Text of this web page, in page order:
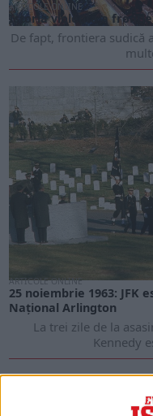
ARTICOLE ONLINE
Istoria violentă a
De fapt, frontiera sudică
ARTICOLE ONLINE
25 noiembrie 1963: JFK
Național Arlington
La trei zile de la
Kennedy